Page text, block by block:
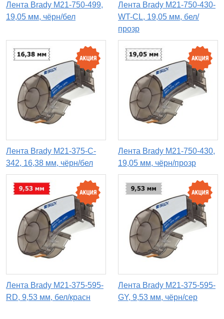
Лента Brady M21-750-499,
19,05 мм, чёрн/бел
Лента Brady M21-750-430-
WT-CL, 19,05 мм, бел/
прозр
Лента Brady M21-375-C-
342, 16,38 мм, чёрн/бел
Лента Brady M21-750-430,
19,05 мм, чёрн/прозр
Лента Brady M21-375-595-
RD, 9,53 мм, бел/красн
Лента Brady M21-375-595-
GY, 9,53 мм, чёрн/сер